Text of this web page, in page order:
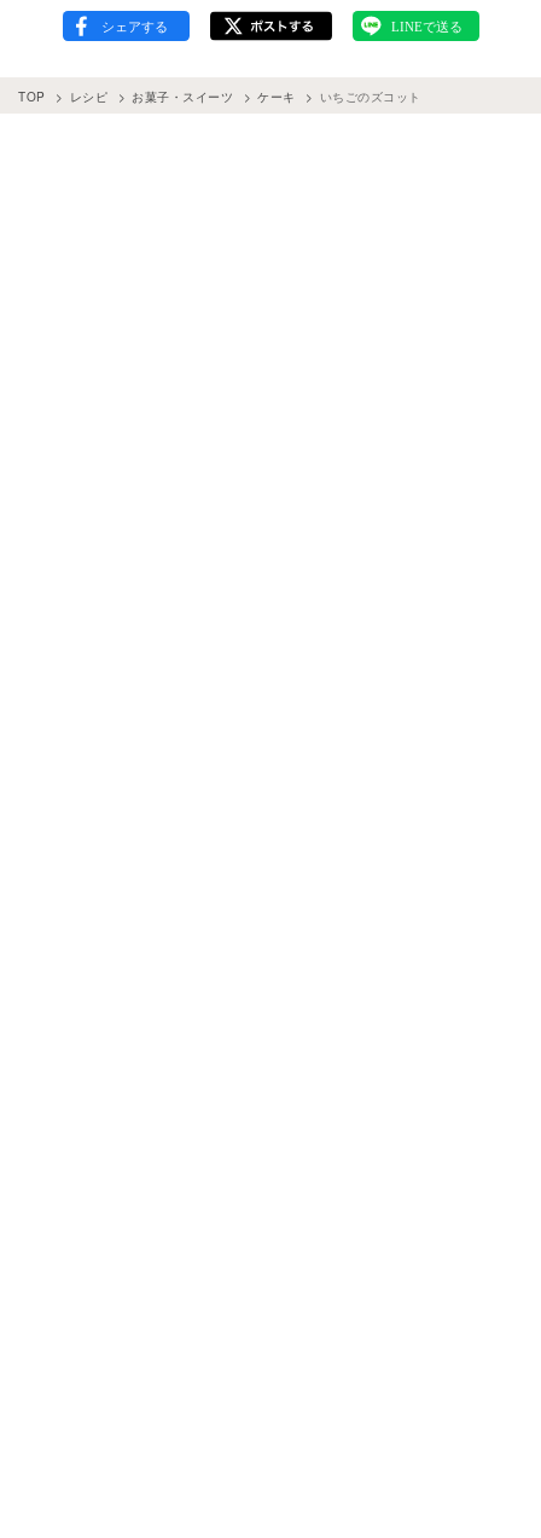
TOP レシピ お菓子・スイーツ ケーキ いちごのズコット